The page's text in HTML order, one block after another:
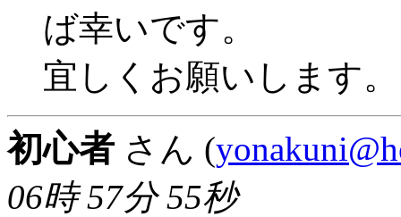
ば幸いです。
宜しくお願いします。
初心者 さん (
06時 57分 55秒